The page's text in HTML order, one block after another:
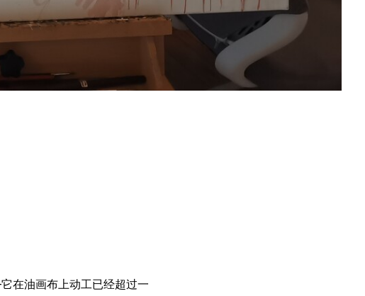
在油画布上动工已经超过一